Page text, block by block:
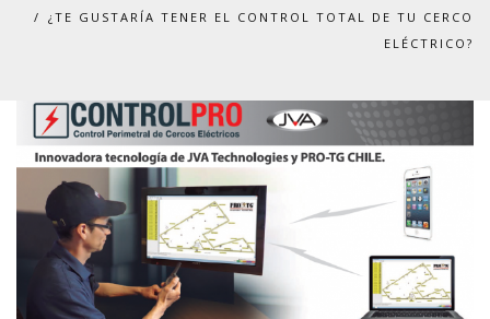
¿TE GUSTARÍA TENER EL CONTROL TOTAL DE TU CERCO
ELÉCTRICO?